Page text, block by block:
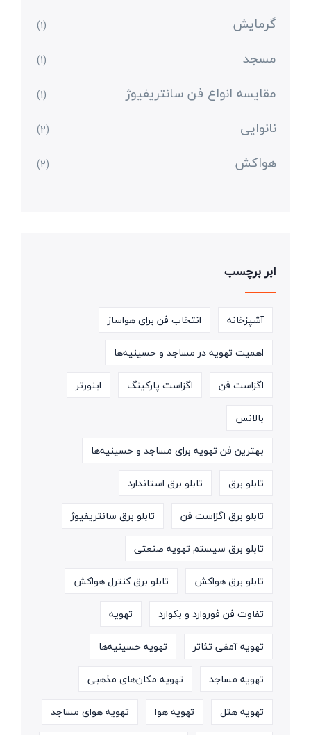
گرمایش
(1)
مسجد (1)
مقایسه انواع فن سانتریفیوژ (1)
نانوایی (2)
هواکش (2)
ابر برچسب
آشپزخانه
انتخاب فن برای هواساز
اهمیت تهویه در مساجد و حسینیه‌ها
اگزاست فن
اگزاست پارکینگ
اینورتر
بالانس
بهترین فن تهویه برای مساجد و حسینیه‌ها
تابلو برق
تابلو برق استاندارد
تابلو برق اگزاست فن
تابلو برق سانتریفیوژ
تابلو برق سیستم تهویه صنعتی
تابلو برق هواکش
تابلو برق کنترل هواکش
تفاوت فن فوروارد و بکوارد
تهویه
تهویه آمفی تئاتر
تهویه حسینیه‌ها
تهویه مساجد
تهویه مکان‌های مذهبی
تهویه هتل
تهویه هوا
تهویه هوای مساجد